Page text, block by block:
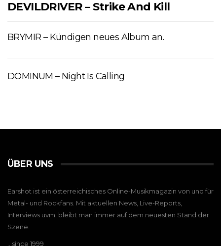
DEVILDRIVER – Strike And Kill
BRYMIR – Kündigen neues Album an.
DOMINUM – Night Is Calling
ÜBER UNS
Earshot ist ein österreichisches Online-Musikmagazin von und für
Metal- und Rockfans. Mit aktuellen News, Live-Reports,
Interviews uvm. bleibt man immer auf dem neuesten Stand der
Szene.
…since 1999